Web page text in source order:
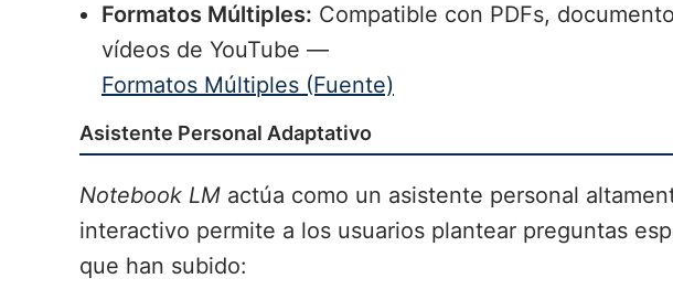
Formatos Múltiples: Compatible con PDFs,
vídeos de YouTube —
Formatos Múltiples (Fuente)
Asistente Personal Adaptativo
Notebook LM actúa como un asistente personal
interactivo permite a los usuarios plantear preguntas
que han subido: